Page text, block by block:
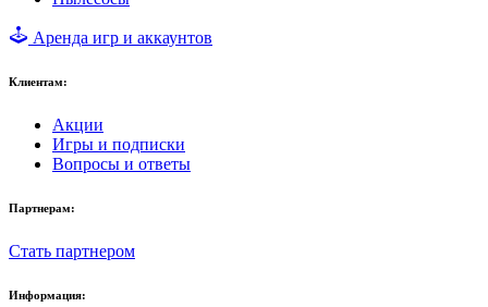
Аренда игр и аккаунтов
Клиентам:
Акции
Игры и подписки
Вопросы и ответы
Партнерам:
Стать партнером
Информация: